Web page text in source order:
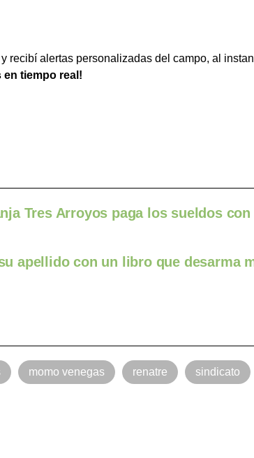
recibí alertas personalizadas del campo, al
en tiempo real!
Tres Arroyos paga los sueldos
apellido con un libro que desarma
momo venegas renatre sindicato